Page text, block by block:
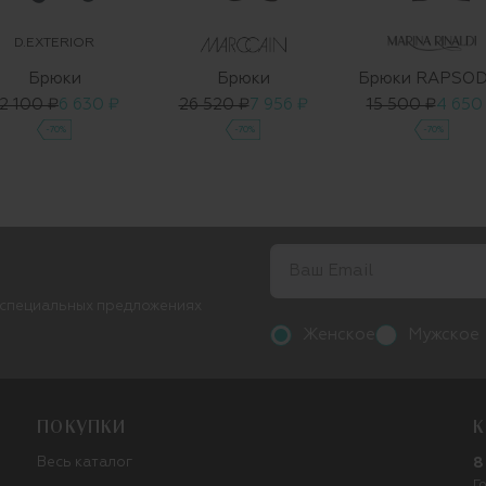
D.EXTERIOR
Брюки
100 ₽6 630 ₽
-70%
Брюки
26 520 ₽7 956 ₽
-70%
Брюки
15 500 ₽4 650
-70%
ПОКУПКИ
Весь каталог 8